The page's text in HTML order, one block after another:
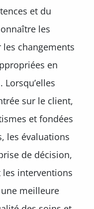
et du
les
changements
en
sur le client,
et fondées
les évaluations
de décision,
interventions
meilleure